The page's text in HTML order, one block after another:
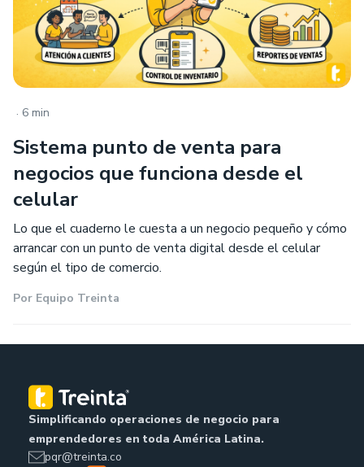
. 6 min
Sistema punto de venta para
negocios que funciona desde el
celular
Lo que el cuaderno le cuesta a un negocio pequeño y cómo
arrancar con un punto de venta digital desde el celular
según el tipo de comercio.
Por Equipo Treinta
Simplificando operaciones de negocio para
emprendedores en toda América Latina.
pqr@treinta.co